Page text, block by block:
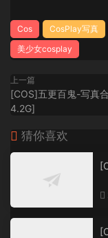
Cos CosPlay写真
美少女cosplay
上一篇
[COS]五更百鬼-写真
4.2G]
猜你喜欢